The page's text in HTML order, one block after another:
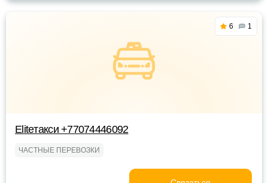
6 1
Eliteтакси +77074446092
ЧАСТНЫЕ ПЕРЕВОЗКИ